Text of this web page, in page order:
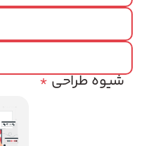
*شیوه طراحی